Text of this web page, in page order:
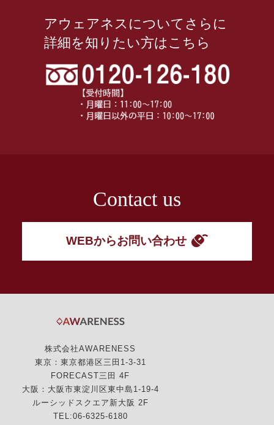
アウェアネスについてさらに
詳細を知りたい方はこちら
Contact us
WEBからお問い合わせ
株式会社AWARENESS
東京：東京都港区三田1-3-31
FORECAST三田 4F
大阪：大阪市東淀川区東中島1-19-4
ルーシッドスクエア新大阪 2F
TEL:06-6325-6180